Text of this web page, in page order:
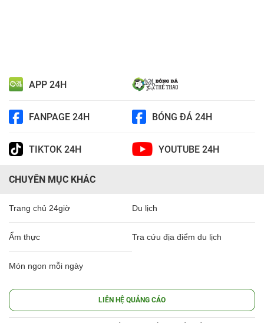
APP 24H
FANPAGE 24H BÓNG ĐÁ 24H
TIKTOK 24H YOUTUBE 24H
CHUYÊN MỤC KHÁC
Trang chủ 24giờ Du lịch
Ẩm thực Tra cứu địa điểm du lịch
Món ngon mỗi ngày
LIÊN HỆ QUẢNG CÁO